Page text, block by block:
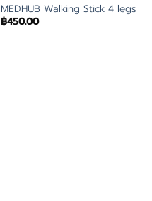
MEDHUB Walking Stick 4 legs
฿450.00